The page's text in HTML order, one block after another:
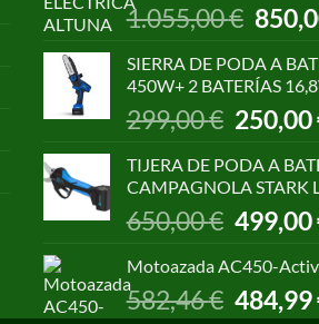
1.055,00€ El
precio
original
era:
1.055,00
SIERRA DE PODA A
450W+ 2 BATERÍAS
299,00€ El
precio
original
era:
299,00 €.
250,00
TIJERA DE PODA A
CAMPAGNOLA STARK
650,00€
El
precio
original
650,00 €.
499,00
Motoazada AC450-
582,46€
El
precio
484,99